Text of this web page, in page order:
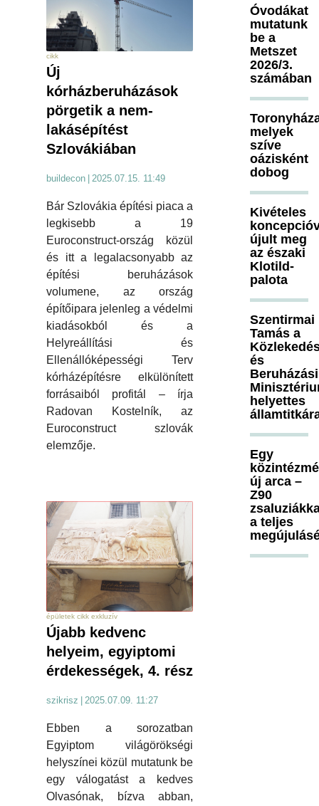
cikk
Új
kórházberuházások
pörgetik a nem-
lakásépítést
Szlovákiában
buildecon | 2025.07.15. 11:49
Bár Szlovákia építési piaca a
legkisebb a 19
Euroconstruct-ország közül
és itt a legalacsonyabb az
építési beruházások
volumene, az ország
építőipara jelenleg a védelmi
kiadásokból és a
Helyreállítási és
Ellenállóképességi Terv
kórházépítésre elkülönített
forrásaiból profitál – írja
Radovan Kostelník, az
Euroconstruct szlovák
elemzője.
épületek cikk exkluzív
Újabb kedvenc
helyeim, egyiptomi
érdekességek, 4. rész
szikrisz | 2025.07.09. 11:27
Ebben a sorozatban
Egyiptom világörökségi
helyszínei közül mutatunk be
egy válogatást a kedves
Olvasónak, bízva abban,
Óvodákat
mutatunk
be a
Metszet
2026/3.
számában
melyek
szíve
oázisként
dobog
Kivételes
újult meg
az északi
Klotild-
palota
Szentirmai
Tamás a
és
Beruházási
helyettes
Egy
új arca –
Z90
a teljes